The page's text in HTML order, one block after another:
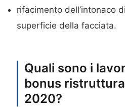
rifacimento dell’intonaco
superficie della facciata.
Quali sono i
bonus
2020?